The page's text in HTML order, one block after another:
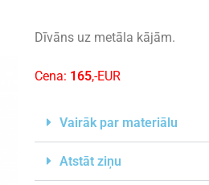
Dīvāns uz metāla kājām.
Cena: 165,-EUR
Vairāk par materiālu
Atstāt ziņu